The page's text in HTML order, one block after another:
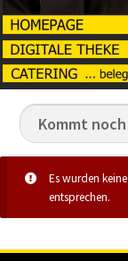
Es wurden
entsprechen.